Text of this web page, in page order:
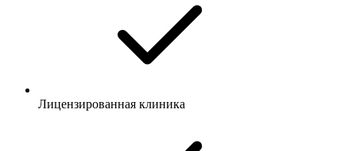
Лицензированная клиника